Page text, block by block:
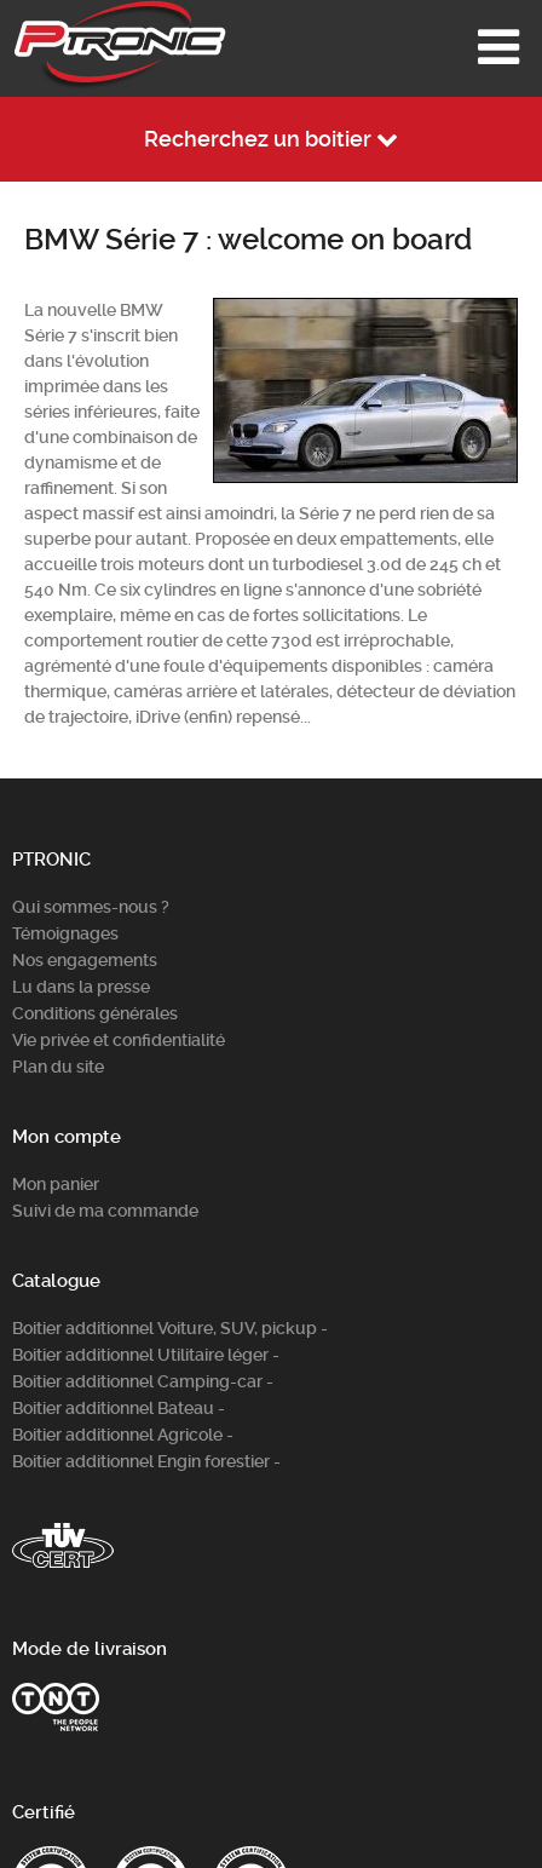
Recherchez un boitier
Chercher
BMW Série 7 : welcome on board
La nouvelle BMW
Série 7 s'inscrit bien
dans l'évolution
imprimée dans les
séries inférieures, faite
d'une combinaison de
dynamisme et de
raffinement. Si son
aspect massif est ainsi amoindri, la Série 7 ne perd rien de sa
superbe pour autant. Proposée en deux empattements, elle
accueille trois moteurs dont un turbodiesel 3.0d de 245 ch et
540 Nm. Ce six cylindres en ligne s'annonce d'une sobriété
exemplaire, même en cas de fortes sollicitations. Le
comportement routier de cette 730d est irréprochable,
agrémenté d'une foule d'équipements disponibles : caméra
thermique, caméras arrière et latérales, détecteur de déviation
de trajectoire, iDrive (enfin) repensé...
PTRONIC
Qui sommes-nous ?
Témoignages
Nos engagements
Lu dans la presse
Conditions générales
Vie privée et confidentialité
Plan du site
Mon compte
Mon panier
Suivi de ma commande
Catalogue
Boitier additionnel Voiture, SUV, pickup -
Boitier additionnel Utilitaire léger -
Boitier additionnel Camping-car -
Boitier additionnel Bateau -
Boitier additionnel Agricole -
Boitier additionnel Engin forestier -
Mode de livraison
Certifié